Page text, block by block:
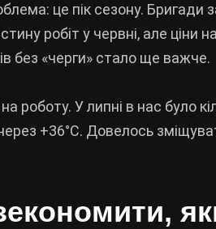
це пік сезону. Бригади
робіт у червні, але ціни
без «черги» стало ще важче.
роботу. У липні в нас було
+36°C. Довелось